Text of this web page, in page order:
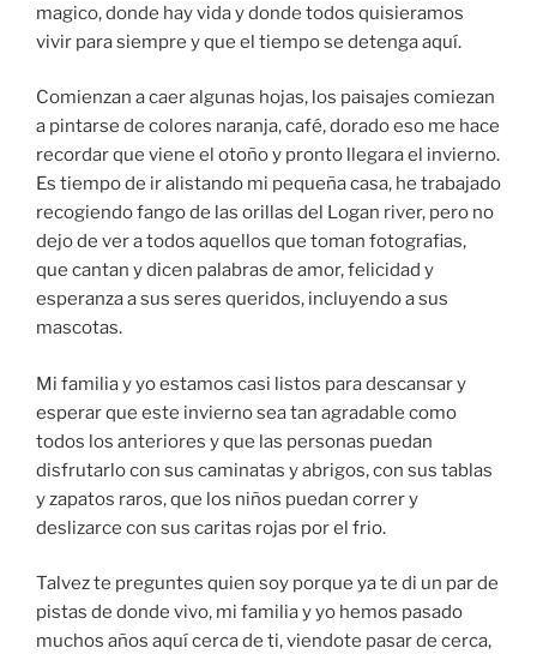
magico, donde hay vida y donde todos quisieramos
vivir para siempre y que el tiempo se detenga aquí.
Comienzan a caer algunas hojas, los paisajes comiezan
a pintarse de colores naranja, café, dorado eso me hace
recordar que viene el otoño y pronto llegara el invierno.
Es tiempo de ir alistando mi pequeña casa, he trabajado
recogiendo fango de las orillas del Logan river, pero no
dejo de ver a todos aquellos que toman fotografias,
que cantan y dicen palabras de amor, felicidad y
esperanza a sus seres queridos, incluyendo a sus
mascotas.
Mi familia y yo estamos casi listos para descansar y
esperar que este invierno sea tan agradable como
todos los anteriores y que las personas puedan
disfrutarlo con sus caminatas y abrigos, con sus tablas
y zapatos raros, que los niños puedan correr y
deslizarce con sus caritas rojas por el frio.
Talvez te preguntes quien soy porque ya te di un par de
pistas de donde vivo, mi familia y yo hemos pasado
muchos años aquí cerca de ti, viendote pasar de cerca,